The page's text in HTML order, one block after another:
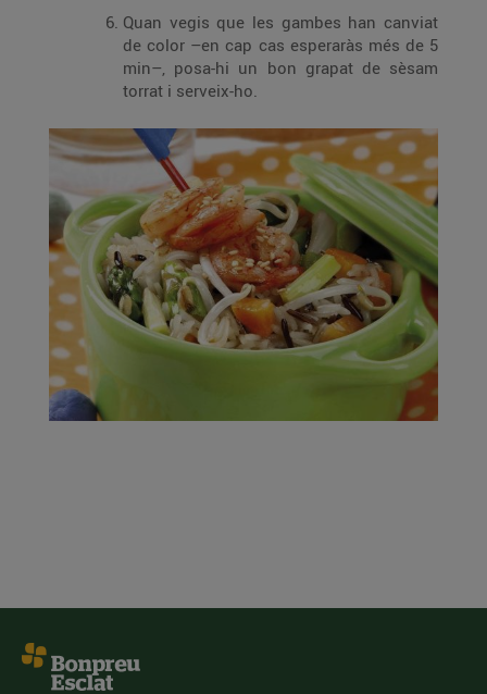
Quan vegis que les gambes han canviat
de color –en cap cas esperaràs més de 5
min–, posa-hi un bon grapat de sèsam
torrat i serveix-ho.